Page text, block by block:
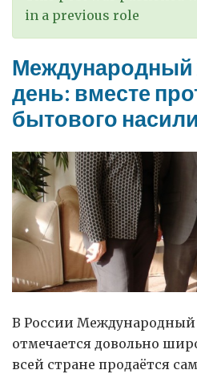
in a previous role
Международный
день: вместе
бытового
В России
отмечается довольно
всей стране продаётся